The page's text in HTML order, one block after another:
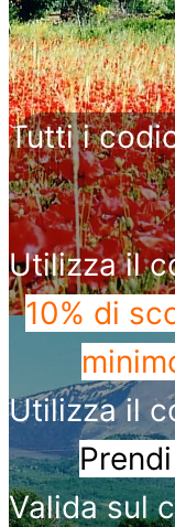
Tutti i
Utilizza il
10% di
Utilizza il
Valida sul